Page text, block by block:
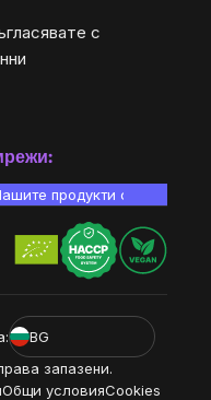
с
продукти са
BG
запазени.
Общи условияCookies